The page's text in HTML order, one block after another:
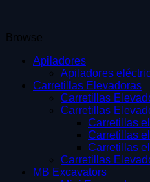
Browse
Apiladores
Apiladores
Carretillas Elevadoras
Carretillas
Carretillas
Carretillas
Carretillas
Carretillas
Carretillas
MB Excavators